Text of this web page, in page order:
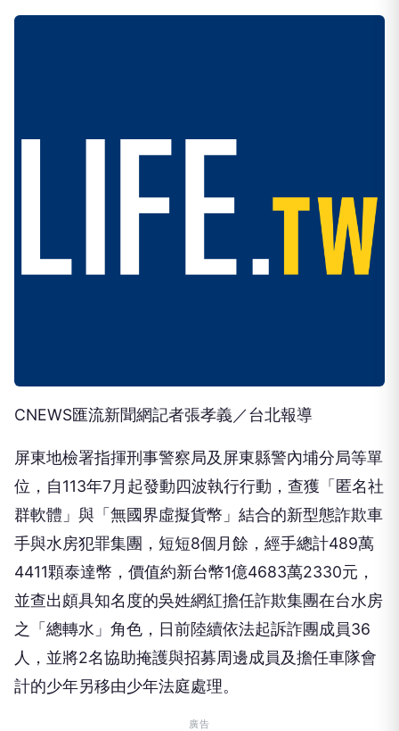
CNEWS匯流新聞網記者張孝義／台北報導
屏東地檢署指揮刑事警察局及屏東縣警內埔分局等單
位，自113年7月起發動四波執行行動，查獲「匿名社
群軟體」與「無國界虛擬貨幣」結合的新型態詐欺車
手與水房犯罪集團，短短8個月餘，經手總計489萬
4411顆泰達幣，價值約新台幣1億4683萬2330元，
並查出頗具知名度的吳姓網紅擔任詐欺集團在台水房
之「總轉水」角色，日前陸續依法起訴詐團成員36
人，並將2名協助掩護與招募周邊成員及擔任車隊會
計的少年另移由少年法庭處理。
廣告